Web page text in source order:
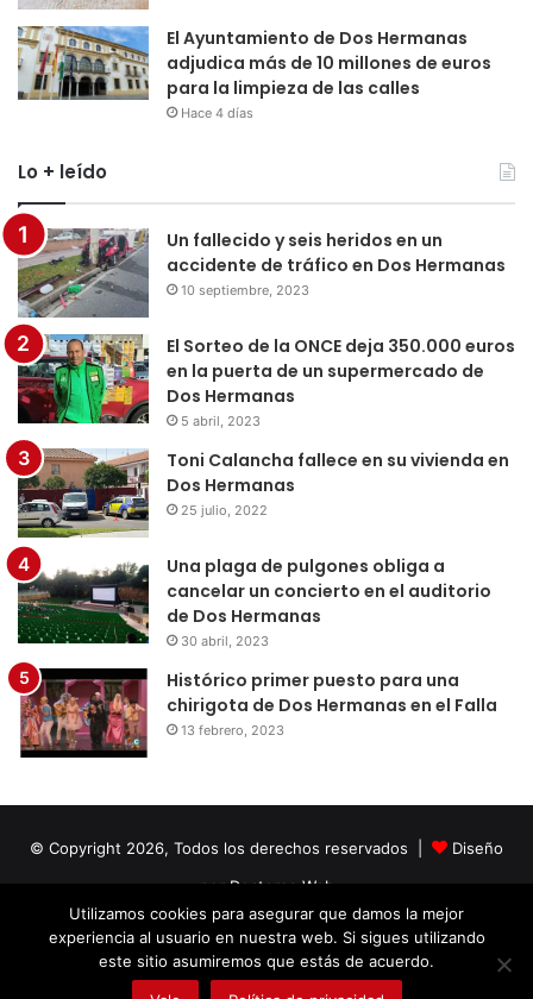
El Ayuntamiento de Dos Hermanas
adjudica más de 10 millones de euros
para la limpieza de las calles
Hace 4 días
Lo + leído
Un fallecido y seis heridos en un
accidente de tráfico en Dos Hermanas
10 septiembre, 2023
El Sorteo de la ONCE deja 350.000 euros
en la puerta de un supermercado de
Dos Hermanas
5 abril, 2023
Toni Calancha fallece en su vivienda en
Dos Hermanas
25 julio, 2022
Una plaga de pulgones obliga a
cancelar un concierto en el auditorio
de Dos Hermanas
30 abril, 2023
Histórico primer puesto para una
chirigota de Dos Hermanas en el Falla
13 febrero, 2023
© Copyright 2026, Todos los derechos reservados |
Diseño
por Doctores Web
Facebook
TwitterLinkedInYouTubeInstagram
Utilizamos cookies para asegurar que damos la mejor
experiencia al usuario en nuestra web. Si sigues utilizando
este sitio asumiremos que estás de acuerdo.